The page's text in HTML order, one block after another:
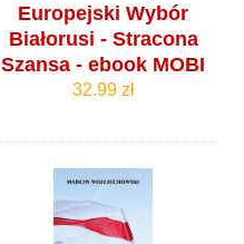
Europejski Wybór
Białorusi - Stracona
Szansa - ebook MOBI
32.99 zł